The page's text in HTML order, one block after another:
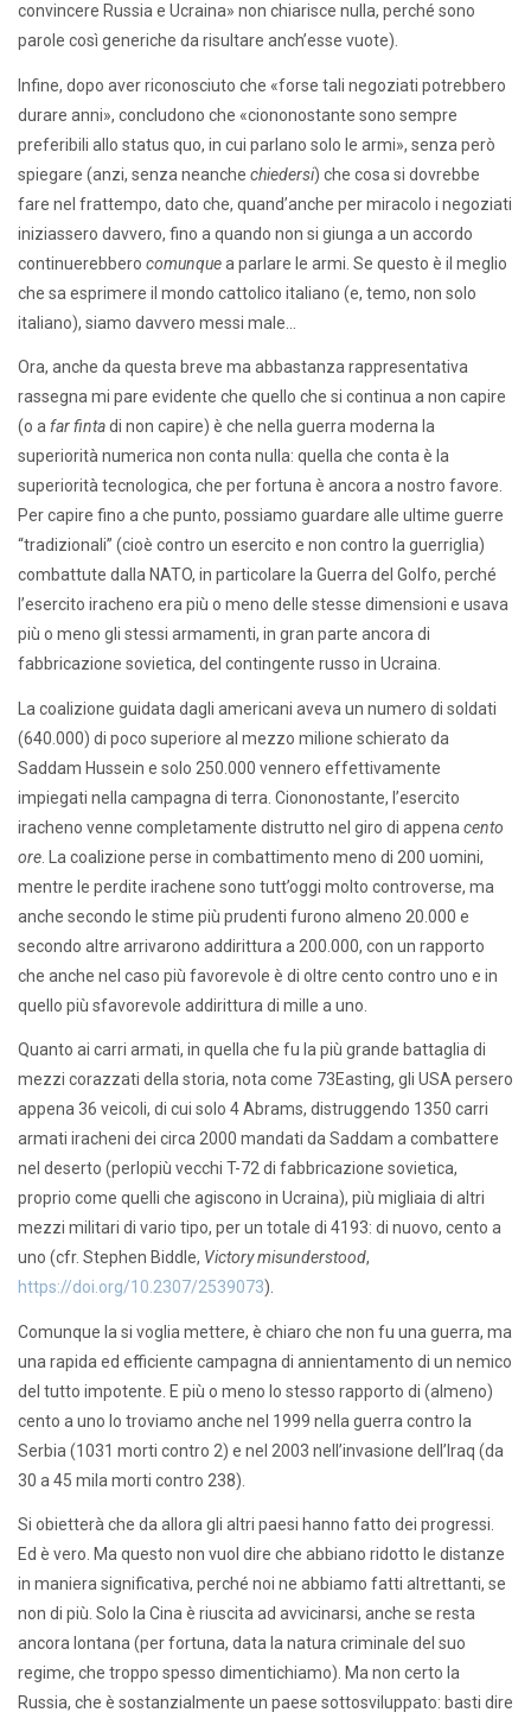
convincere Russia e Ucraina» non chiarisce nulla, perché sono
parole così generiche da risultare anch’esse vuote).
Infine, dopo aver riconosciuto che «forse tali negoziati potrebbero
durare anni», concludono che «ciononostante sono sempre
preferibili allo status quo, in cui parlano solo le armi», senza però
spiegare (anzi, senza neanche chiedersi) che cosa si dovrebbe
fare nel frattempo, dato che, quand’anche per miracolo i negoziati
iniziassero davvero, fino a quando non si giunga a un accordo
continuerebbero comunquea parlare le armi. Se questo è il meglio
che sa esprimere il mondo cattolico italiano (e, temo, non solo
italiano), siamo davvero messi male…
Ora, anche da questa breve ma abbastanza rappresentativa
rassegna mi pare evidente che quello che si continua a non capire
(o a far fintadi non capire) è che nella guerra moderna la
superiorità numerica non conta nulla: quella che conta è la
superiorità tecnologica, che per fortuna è ancora a nostro favore.
Per capire fino a che punto, possiamo guardare alle ultime guerre
“tradizionali” (cioè contro un esercito e non contro la guerriglia)
combattute dalla NATO, in particolare la Guerra del Golfo, perché
l’esercito iracheno era più o meno delle stesse dimensioni e usava
più o meno gli stessi armamenti, in gran parte ancora di
fabbricazione sovietica, del contingente russo in Ucraina.
La coalizione guidata dagli americani aveva un numero di soldati
(640.000) di poco superiore al mezzo milione schierato da
Saddam Hussein e solo 250.000 vennero effettivamente
impiegati nella campagna di terra. Ciononostante, l’esercito
iracheno venne completamente distrutto nel giro di appena cento
ore . La coalizione perse in combattimento meno di 200 uomini,
mentre le perdite irachene sono tutt’oggi molto controverse, ma
anche secondo le stime più prudenti furono almeno 20.000 e
secondo altre arrivarono addirittura a 200.000, con un rapporto
che anche nel caso più favorevole è di oltre cento contro uno e in
quello più sfavorevole addirittura di mille a uno.
Quanto ai carri armati, in quella che fu la più grande battaglia di
mezzi corazzati della storia, nota come 73Easting, gli USA persero
appena 36 veicoli, di cui solo 4 Abrams, distruggendo 1350 carri
armati iracheni dei circa 2000 mandati da Saddam a combattere
nel deserto (perlopiù vecchi T-72 di fabbricazione sovietica,
proprio come quelli che agiscono in Ucraina), più migliaia di altri
mezzi militari di vario tipo, per un totale di 4193: di nuovo, cento a
uno (cfr. Stephen Biddle, Victory misunderstood,
https://doi.org/10.2307/2539073).
Comunque la si voglia mettere, è chiaro che non fu una guerra, ma
una rapida ed efficiente campagna di annientamento di un nemico
del tutto impotente. E più o meno lo stesso rapporto di (almeno)
cento a uno lo troviamo anche nel 1999 nella guerra contro la
Serbia (1031 morti contro 2) e nel 2003 nell’invasione dell’Iraq (da
30 a 45 mila morti contro 238).
Si obietterà che da allora gli altri paesi hanno fatto dei progressi.
Ed è vero. Ma questo non vuol dire che abbiano ridotto le distanze
in maniera significativa, perché noi ne abbiamo fatti altrettanti, se
non di più. Solo la Cina è riuscita ad avvicinarsi, anche se resta
ancora lontana (per fortuna, data la natura criminale del suo
regime, che troppo spesso dimentichiamo). Ma non certo la
Russia, che è sostanzialmente un paese sottosviluppato: basti dire